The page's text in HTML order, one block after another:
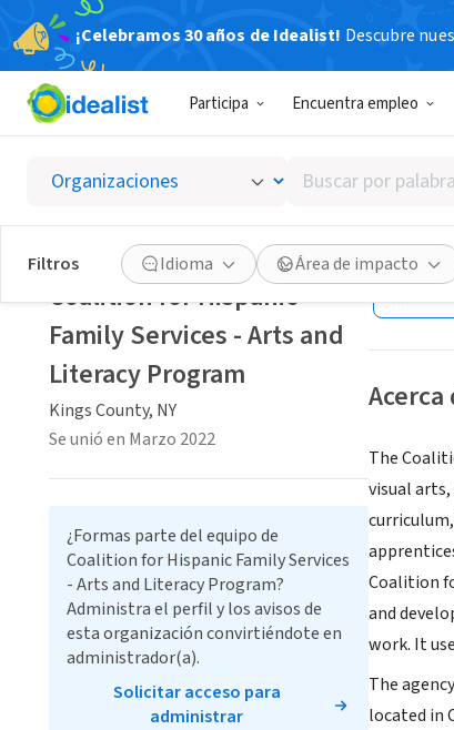
¡Celebramos 30 años de Idealist! Descubre
Participa Encuentra empleo
Buscar
por
palabra
clave
o
interés
Filtros Idioma Área de impacto
Kings
Acerca
The
visual
Coalition
and
work. It
The
located in
Coalition for Hispanic
Family Services - Arts and
Literacy Program
Kings County, NY
Se unió en Marzo 2022
¿Formas parte del equipo de
Coalition for Hispanic Family Services
- Arts and Literacy Program?
Administra el perfil y los avisos de
esta organización convirtiéndote en
administrador(a).
Solicitar acceso para
administrar